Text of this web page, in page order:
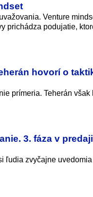
Venture
prichádza podujatie,
hovorí o
prímeria. Teherán však
3. fáza v
ľudia zvyčajne uvedomia